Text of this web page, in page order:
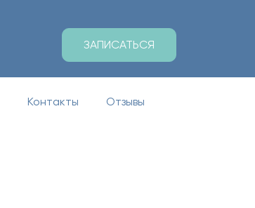
ЗАПИСАТЬСЯ
Контакты Отзывы